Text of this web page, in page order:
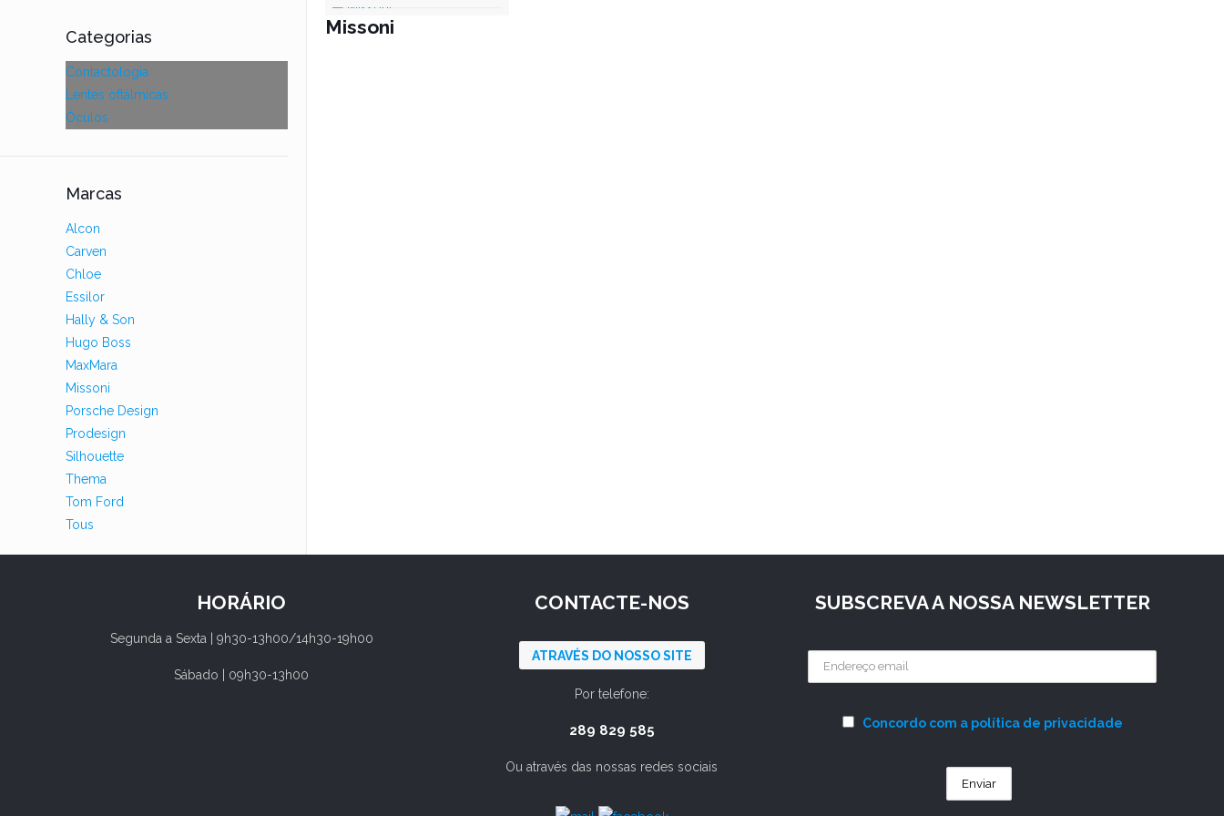
Missoni
Categorias
Contactologia
Lentes oftálmicas
Óculos
Marcas
Alcon
Carven
Chloe
Essilor
Hally & Son
Hugo Boss
MaxMara
Missoni
Porsche Design
Prodesign
Silhouette
Thema
Tom Ford
Tous
HORÁRIO
Segunda a Sexta | 9h30-13h00/14h30-19h00
Sábado | 09h30-13h00
CONTACTE-NOS
ATRAVÉS DO NOSSO SITE
Por telefone:
289 829 585
Ou através das nossas redes sociais
SUBSCREVA A NOSSA NEWSLETTER
Concordo com a política de privacidade